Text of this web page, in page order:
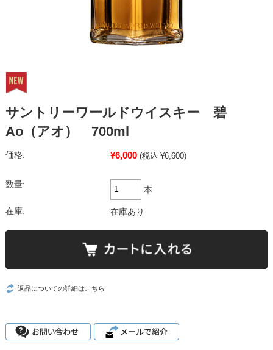
サントリーワールドウイスキー 碧
Ao（アオ） 700ml
価格: ¥6,000 (税込 ¥6,600)
数量:
本
在庫: 在庫あり
返品についての詳細はこちら